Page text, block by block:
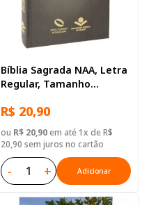
Bíblia Sagrada NAA, Letra
Regular, Tamanho
R$ 20,90
ou R$ 20,90em até 1x de R$
20,90 sem juros no cartão
- + Adicionar